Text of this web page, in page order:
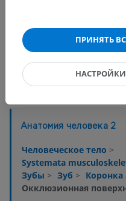
Анатомическая
Анатомия человека 2
Человеческое тело >
Systemata
Зубы > Зуб > Коронка
Окклюзионная
ПРИНЯТЬ
НАСТРОЙКИ